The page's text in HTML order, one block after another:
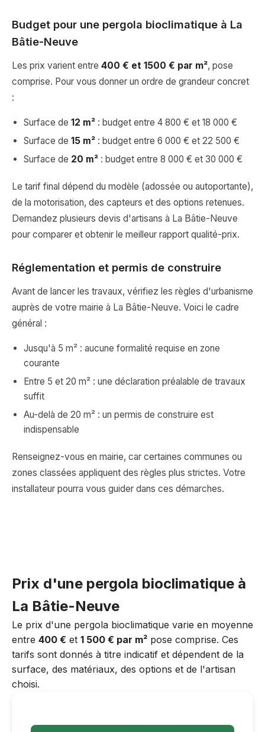
Budget pour une pergola bioclimatique à La
Bâtie-Neuve
Les prix varient entre 400 € et 1500 € par m², pose
comprise. Pour vous donner un ordre de grandeur concret
:
Surface de 12 m² : budget entre 4 800 € et 18 000 €
Surface de 15 m² : budget entre 6 000 € et 22 500 €
Surface de 20 m² : budget entre 8 000 € et 30 000 €
Le tarif final dépend du modèle (adossée ou autoportante),
de la motorisation, des capteurs et des options retenues.
Demandez plusieurs devis d'artisans à La Bâtie-Neuve
pour comparer et obtenir le meilleur rapport qualité-prix.
Réglementation et permis de construire
Avant de lancer les travaux, vérifiez les règles d'urbanisme
auprès de votre mairie à La Bâtie-Neuve. Voici le cadre
général :
Jusqu'à 5 m² : aucune formalité requise en zone
courante
Entre 5 et 20 m² : une déclaration préalable de travaux
suffit
Au-delà de 20 m² : un permis de construire est
indispensable
Renseignez-vous en mairie, car certaines communes ou
zones classées appliquent des règles plus strictes. Votre
installateur pourra vous guider dans ces démarches.
Prix d'une pergola bioclimatique à
La Bâtie-Neuve
Le prix d'une pergola bioclimatique varie en moyenne
entre 400 € et 1 500 € par m² pose comprise. Ces
tarifs sont donnés à titre indicatif et dépendent de la
surface, des matériaux, des options et de l'artisan
choisi.